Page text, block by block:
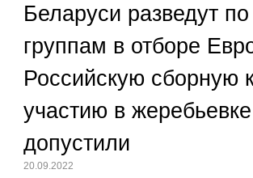
Беларуси разведут
группам в отборе
Российскую сборную
участию в
допустили
20.09.2022